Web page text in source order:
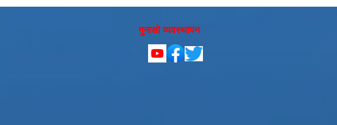
गुनासो व्यवस्थापन